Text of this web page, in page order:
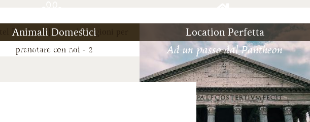
Animali Domestici
Il tuo migliore amico con te
Location Perfetta
Ad un passo dal Pantheon